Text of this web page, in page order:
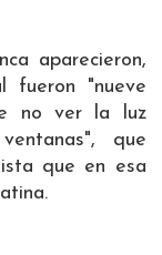
aparecieron,
fueron "nueve
no ver la luz
que
que en esa